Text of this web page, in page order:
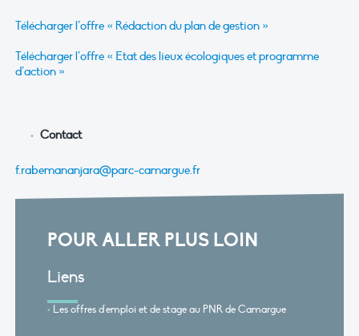
Télécharger l’offre « Rédaction du plan de gestion »
Télécharger l’offre « Etat des lieux écologiques et programme
d’action »
Contact
f.rabemananjara@parc-camargue.fr
POUR ALLER PLUS LOIN
Liens
Les offres d'emploi et de stage au PNR de Camargue